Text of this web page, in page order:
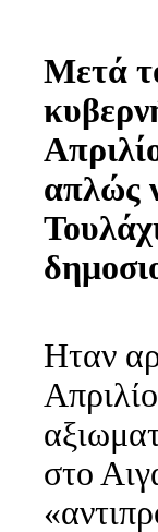
Μετά
απλώς
Ηταν
στο